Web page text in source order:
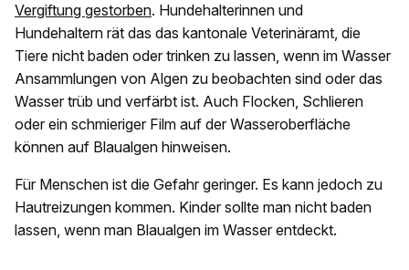
Vergiftung gestorben. Hundehalterinnen und
Hundehaltern rät das das kantonale Veterinäramt, die
Tiere nicht baden oder trinken zu lassen, wenn im Wasser
Ansammlungen von Algen zu beobachten sind oder das
Wasser trüb und verfärbt ist. Auch Flocken, Schlieren
oder ein schmieriger Film auf der Wasseroberfläche
können auf Blaualgen hinweisen.
Für Menschen ist die Gefahr geringer. Es kann jedoch zu
Hautreizungen kommen. Kinder sollte man nicht baden
lassen, wenn man Blaualgen im Wasser entdeckt.